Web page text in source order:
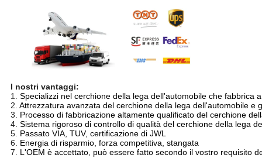
I nostri vantaggi:
1. Specializzi nel cerchione della lega dell'automobile che fabbrica
2. Attrezzatura avanzata del cerchione della lega dell'automobile e
3. Processo di fabbricazione altamente qualificato del cerchione
4. Sistema rigoroso di controllo di qualità del cerchione della lega
5. Passato VIA, TUV, certificazione di JWL
6. Energia di risparmio, forza competitiva, stangata
7. L'OEM è accettato, può essere fatto secondo il vostro requisito